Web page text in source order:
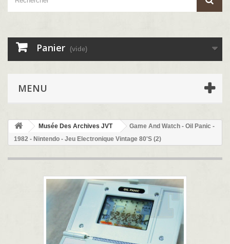
Panier (vide)
MENU
Musée Des Archives JVT
Game And Watch - Oil Panic -
1982 - Nintendo - Jeu Electronique Vintage 80'S (2)